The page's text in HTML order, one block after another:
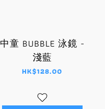
中童 BUBBLE 泳鏡 -
淺藍
HK$128.00